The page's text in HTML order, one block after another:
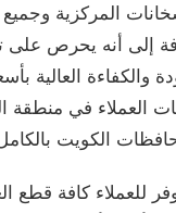
المركزية وجميع
إلى أنه يحرص
والكفاءة العالية
العملاء في منطقة
الكويت
للعملاء كافة قطع